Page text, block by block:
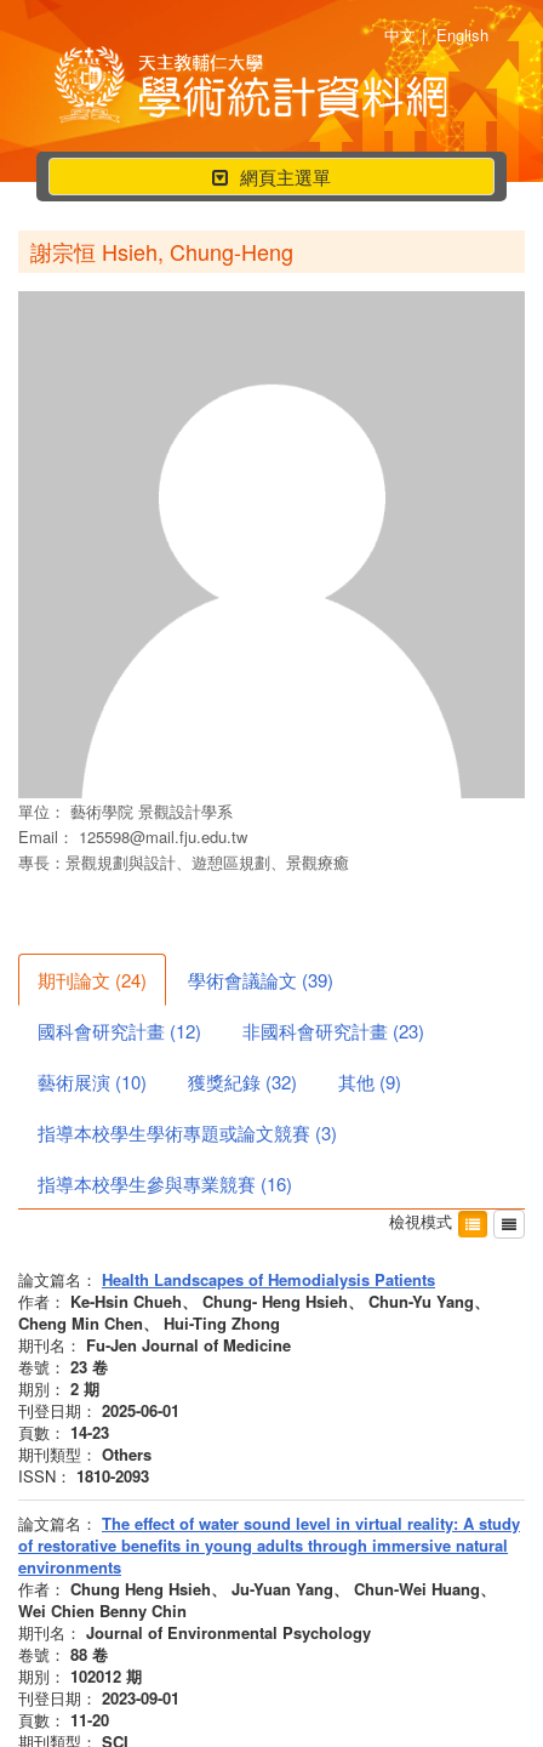
中文 | English
行
動
選
單
網頁主選單
謝宗恒 Hsieh, Chung-Heng
單位： 藝術學院 景觀設計學系
Email： 125598@mail.fju.edu.tw
專長：景觀規劃與設計、遊憩區規劃、景觀療癒
期刊論文 (24) 學術會議論文 (39)
國科會研究計畫 (12) 非國科會研究計畫 (23)
藝術展演 (10) 獲獎紀錄 (32) 其他 (9)
指導本校學生學術專題或論文競賽 (3)
指導本校學生參與專業競賽 (16)
檢視模式
論文篇名： Health Landscapes of Hemodialysis Patients
作者： Ke-Hsin Chueh、 Chung- Heng Hsieh、 Chun-Yu Yang、
Cheng Min Chen、 Hui-Ting Zhong
期刊名： Fu-Jen Journal of Medicine
卷號： 23 卷
期別： 2 期
刊登日期： 2025-06-01
頁數： 14-23
期刊類型： Others
ISSN： 1810-2093
論文篇名： The effect of water sound level in virtual reality: A study
of restorative benefits in young adults through immersive natural
environments
作者： Chung Heng Hsieh、 Ju-Yuan Yang、 Chun-Wei Huang、
Wei Chien Benny Chin
期刊名： Journal of Environmental Psychology
卷號： 88 卷
期別： 102012 期
刊登日期： 2023-09-01
頁數： 11-20
期刊類型： SCI